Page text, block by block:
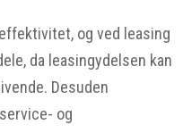
og ved leasing
da leasingydelsen kan
Desuden
og